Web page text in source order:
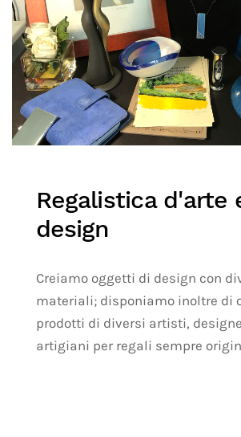
Regalistica d'arte
design
Creiamo oggetti di design con
materiali; disponiamo inoltre di
prodotti di diversi artisti,
artigiani per regali sempre